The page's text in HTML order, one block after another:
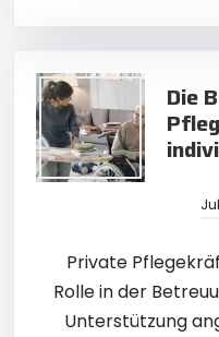
Die
Private
Rolle in der
Unterstützung